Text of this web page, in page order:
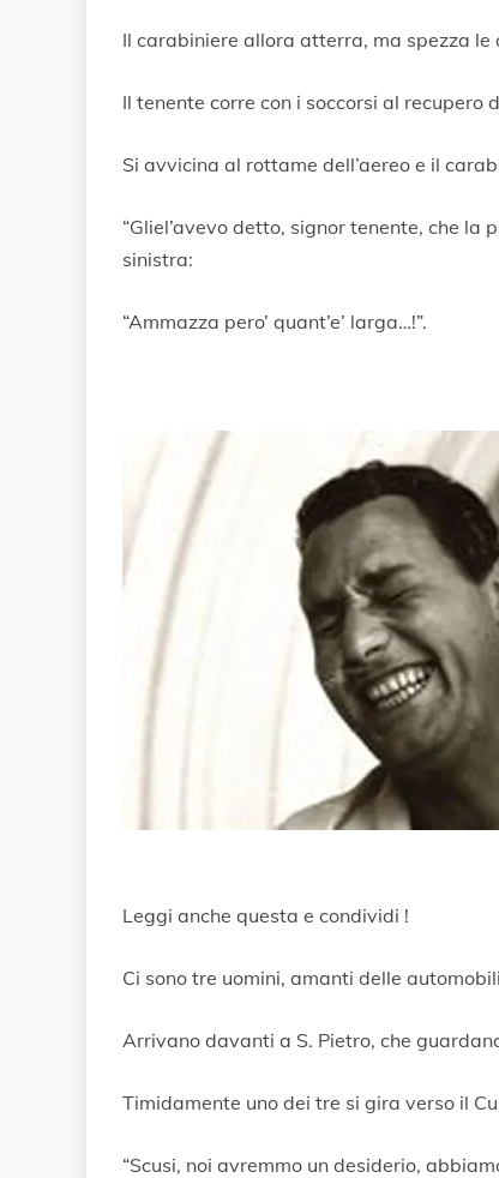
Il carabiniere allora atterra, ma spezza le
Il tenente corre con i soccorsi al recupero
Si avvicina al rottame dell’aereo e il
“Gliel’avevo detto, signor tenente, che
sinistra:
“Ammazza pero’ quant’e’ larga…!”.
Leggi anche questa e condividi !
Ci sono tre uomini, amanti delle
Arrivano davanti a S. Pietro, che
Timidamente uno dei tre si gira verso il
“Scusi, noi avremmo un desiderio,